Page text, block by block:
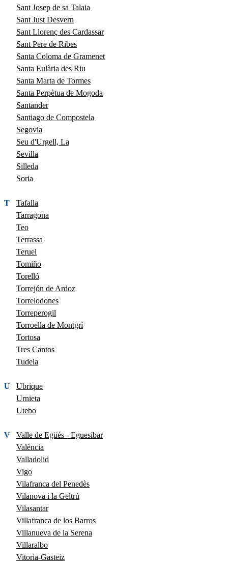
Sant Josep de sa Talaia
Sant Just Desvern
Sant Llorenç des Cardassar
Sant Pere de Ribes
Santa Coloma de Gramenet
Santa Eulària des Riu
Santa Marta de Tormes
Santa Perpètua de Mogoda
Santander
Santiago de Compostela
Segovia
Seu d'Urgell, La
Sevilla
Silleda
Soria
T
Tafalla
Tarragona
Teo
Terrassa
Teruel
Tomiño
Torelló
Torrejón de Ardoz
Torrelodones
Torreperogil
Torroella de Montgrí
Tortosa
Tres Cantos
Tudela
U
Ubrique
Urnieta
Utebo
V
Valle de Egüés - Eguesibar
València
Valladolid
Vigo
Vilafranca del Penedès
Vilanova i la Geltrú
Vilasantar
Villafranca de los Barros
Villanueva de la Serena
Villaralbo
Vitoria-Gasteiz